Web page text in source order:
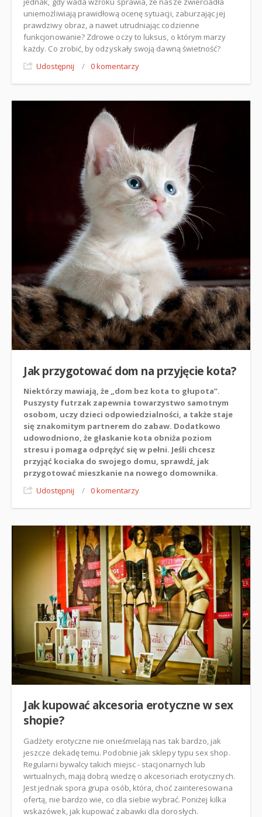
uniemożliwiają prawidłową ocenę sytuacji, zaburzając jej
prawdziwy obraz, a nawet utrudniając codzienne
funkcjonowanie? Zdrowe oczy to luksus, o którym marzy
każdy. Co zrobić, by odzyskały swoją dawną świetność?
Udostępnij
/ 0 komentarzy
Jak przygotować dom na przyjęcie kota?
Niektórzy mawiają, że „dom bez kota to głupota”.
Puszysty futrzak zapewnia towarzystwo samotnym
osobom, uczy dzieci odpowiedzialności, a także staje
się znakomitym partnerem do zabaw. Dodatkowo
udowodniono, że głaskanie kota obniża poziom
stresu i pomaga odprężyć się w pełni. Jeśli chcesz
przyjąć kociaka do swojego domu, sprawdź, jak
przygotować mieszkanie na nowego domownika.
Udostępnij
/ 0 komentarzy
Jak kupować akcesoria erotyczne w sex
shopie?
Gadżety erotyczne nie onieśmielają nas tak bardzo, jak
jeszcze dekadę temu. Podobnie jak sklepy typu sex shop.
Regularni bywalcy takich miejsc - stacjonarnych lub
wirtualnych, mają dobrą wiedzę o akcesoriach erotycznych.
Jest jednak spora grupa osób, która, choć zainteresowana
ofertą, nie bardzo wie, co dla siebie wybrać. Poniżej kilka
wskazówek, jak kupować zabawki dla dorosłych.